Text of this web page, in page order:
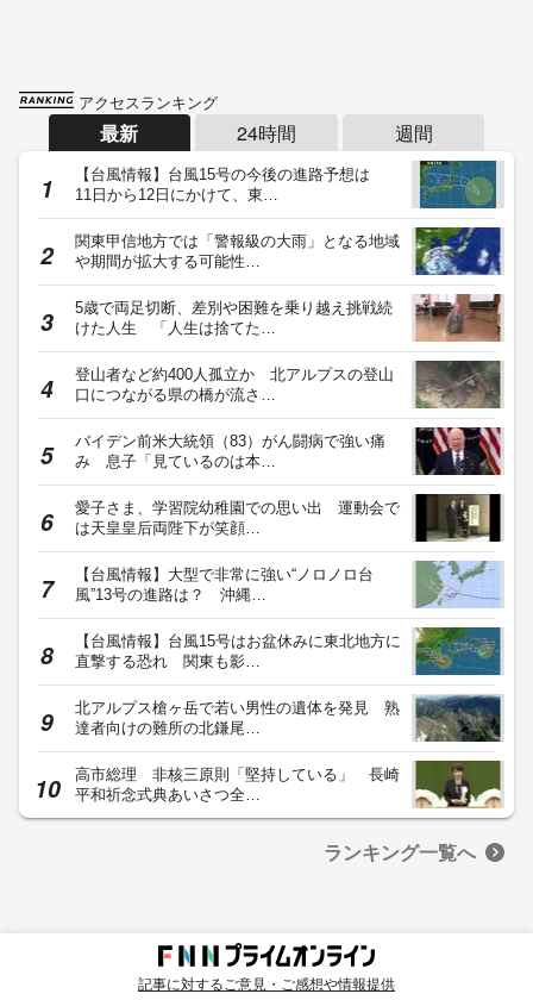
アクセスランキング
最新 24時間 週間
【台風情報】台風15号の今後の進路予想は
11日から12日にかけて、東…
関東甲信地方では「警報級の大雨」となる地域
や期間が拡大する可能性…
5歳で両足切断、差別や困難を乗り越え挑戦続
けた人生 「人生は捨てた…
登山者など約400人孤立か 北アルプスの登山
口につながる県の橋が流さ…
バイデン前米大統領（83）がん闘病で強い痛
み 息子「見ているのは本…
愛子さま、学習院幼稚園での思い出 運動会で
は天皇皇后両陛下が笑顔…
【台風情報】大型で非常に強い“ノロノロ台
風”13号の進路は？ 沖縄…
【台風情報】台風15号はお盆休みに東北地方に
直撃する恐れ 関東も影…
北アルプス槍ヶ岳で若い男性の遺体を発見 熟
達者向けの難所の北鎌尾…
高市総理 非核三原則「堅持している」 長崎
平和祈念式典あいさつ全…
ランキング一覧へ
記事に対するご意見・ご感想や情報提供